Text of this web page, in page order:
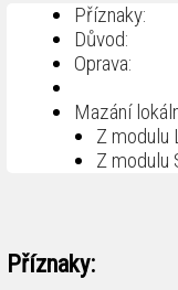
Příznaky:
Důvod:
Oprava:
Mazání
Z modulu
Z modulu
Příznaky: